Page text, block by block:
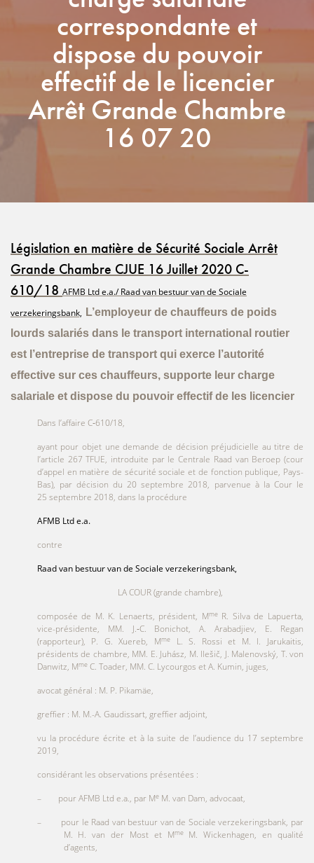
correspondante et
dispose du pouvoir
effectif de le licencier
Arrêt Grande Chambre
16 07 20
Législation en matière de Sécurité Sociale Arrêt
Grande Chambre CJUE 16 Juillet 2020 C-
610/18 AFMB Ltd e.a./Raad van bestuur van de Sociale
verzekeringsbank, L’employeur de chauffeurs de poids
lourds salariés dans le transport international routier
est l’entreprise de transport qui exerce l’autorité
effective sur ces chauffeurs, supporte leur charge
salariale et dispose du pouvoir effectif de les licencier
Dans l’affaire C‑610/18,
ayant pour objet une demande de décision préjudicielle au titre de
l’article 267 TFUE, introduite par le Centrale Raad van Beroep (cour
d’appel en matière de sécurité sociale et de fonction publique, Pays-
Bas), par décision du 20 septembre 2018, parvenue à la Cour le
25 septembre 2018, dans la procédure
AFMB Ltd e.a.
contre
Raad van bestuur van de Sociale verzekeringsbank,
LA COUR (grande chambre),
composée de M. K. Lenaerts, président, MmeR. Silva de Lapuerta,
vice-présidente, MM. J.‑C. Bonichot, A. Arabadjiev, E. Regan
(rapporteur), P. G. Xuereb, Mme
L. S. Rossi et M. I. Jarukaitis,
présidents de chambre, MM. E. Juhász, M. Ilešič, J. Malenovský, T. von
Danwitz, MmeC. Toader, MM. C. Lycourgos et A. Kumin, juges,
avocat général : M. P. Pikamäe,
greffier : M. M.-A. Gaudissart, greffier adjoint,
vu la procédure écrite et à la suite de l’audience du 17 septembre
2019,
considérant les observations présentées :
– pour AFMB Ltd e.a., par MeM. van Dam, advocaat,
– pour le Raad van bestuur van de Sociale verzekeringsbank, par
M. H. van der Most et MmeM. Wickenhagen, en qualité
d’agents,